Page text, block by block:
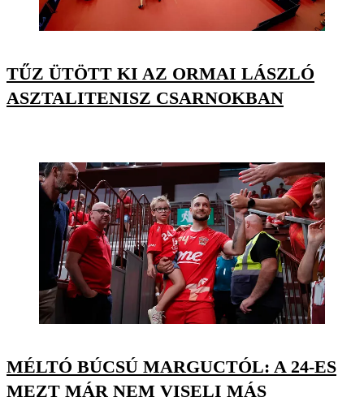
TŰZ ÜTÖTT KI AZ ORMAI LÁSZLÓ
ASZTALITENISZ CSARNOKBAN
MÉLTÓ BÚCSÚ MARGUCTÓL: A 24-ES
MEZT MÁR NEM VISELI MÁS